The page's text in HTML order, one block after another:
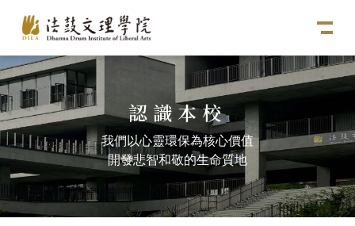
認識本校
我們以心靈環保為核心價值
開發悲智和敬的生命質地